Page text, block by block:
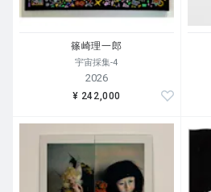
篠崎理一郎
宇宙採集-4
2026
¥ 242,000